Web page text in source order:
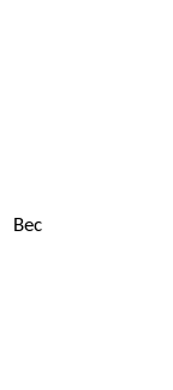
Вес